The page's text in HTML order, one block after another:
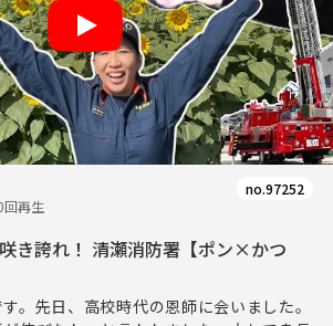
回再生
no.97252
咲き誇れ！ 清瀬消防署【ポン×かつ
。先日、高校時代の恩師に会いました。